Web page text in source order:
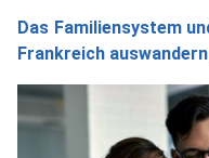
Das Familiensystem
Frankreich auswandern